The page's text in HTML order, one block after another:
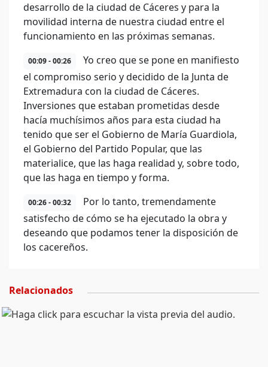
desarrollo de la ciudad de Cáceres y para la
movilidad interna de nuestra ciudad entre el
funcionamiento en las próximas semanas.
00:09 - 00:26
Yo creo que se pone en manifiesto
el compromiso serio y decidido de la Junta de
Extremadura con la ciudad de Cáceres.
Inversiones que estaban prometidas desde
hacía muchísimos años para esta ciudad ha
tenido que ser el Gobierno de María Guardiola,
el Gobierno del Partido Popular, que las
materialice, que las haga realidad y, sobre todo,
que las haga en tiempo y forma.
00:26 - 00:32
Por lo tanto, tremendamente
satisfecho de cómo se ha ejecutado la obra y
deseando que podamos tener la disposición de
los cacereños.
Relacionados